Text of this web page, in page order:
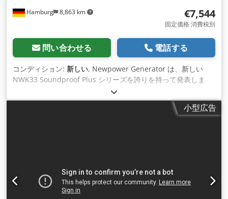
上対応） エンジンオイルパン排出用の手動ポンプです。 エン
ジン予熱器（電気式）、1000W、700 kVAまで対応、1セット
フレキシブルな冷却水ホースによりエンジン内部冷却回路へ接
続され、 整備用遮断バルブ付き。 冷却水循環ポンプでエンジ
ンの安全な予熱を確保します。 壁・天井はプレス成形したスチ
ール板製。溶接構造物はサンドブラストで 脱錆・清掃済み。コ
ンテナ内外は耐海水性プライマー及び塗装仕上げ。 40インチ
HC（High Cube） 防音コンテナ ISO 1496-1準拠（電源装置
用）、外形寸法はISO 668に準拠。 壁・屋根は自己消火性・耐
付き観音ドアで点検口となっています。 側面にメンテナンス用
の非常解除付き作業ドア（全周シール）設置。 サイレンサー・
排気区画もドア付でアクセス可能。 操作は外部から行います。
Hamburg 8,863 km €7,544
固定価格 消費税別
問い合わせる 電話する
コンディション: 新しい, Newpower Generator は、新しい
NWK33 Soundproof Plus シリーズを誇りを持って発表しま
す。これらの発電機にはキャビン内に追加の防音カーテンが装
備されており、標準シリーズと比較して騒音レ ベルが 15 パー
セント低減されることが保証されています。 このユニットは新
ァウデモーター新特殊遮音性発電機 エンジン: Fawde 4DW92-
35D、4気筒、水冷 発電機: Newpower NW/N33 連続電力: 24
kW / 30 kVA 最大電力: 26.4kW / 33kVA 騒音レベル（7m）：約
小型広告